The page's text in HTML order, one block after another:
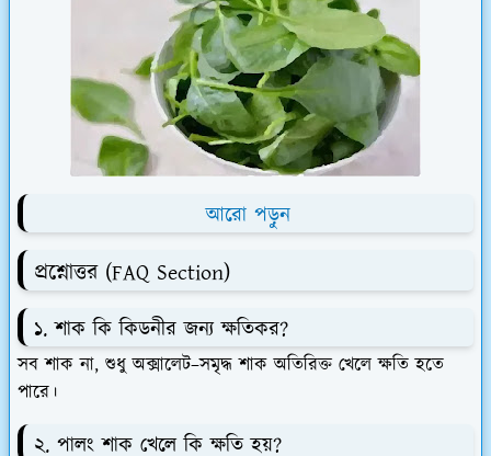
আরো পড়ুন
প্রশ্নোত্তর (FAQ Section)
১. শাক কি কিডনীর জন্য ক্ষতিকর?
সব শাক না, শুধু অক্সালেট–সমৃদ্ধ শাক অতিরিক্ত খেলে ক্ষতি হতে
পারে।
২. পালং শাক খেলে কি ক্ষতি হয়?